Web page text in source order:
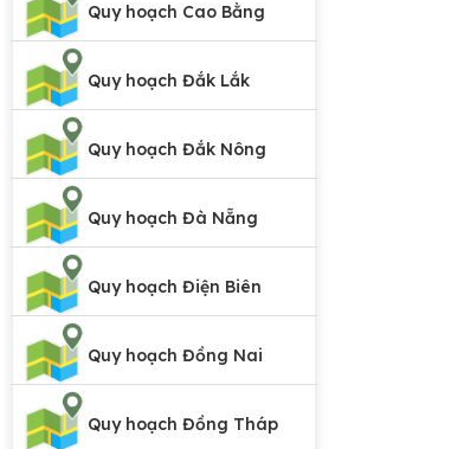
Quy hoạch Cao Bằng
Quy hoạch Đắk Lắk
Quy hoạch Đắk Nông
Quy hoạch Đà Nẵng
Quy hoạch Điện Biên
Quy hoạch Đồng Nai
Quy hoạch Đồng Tháp